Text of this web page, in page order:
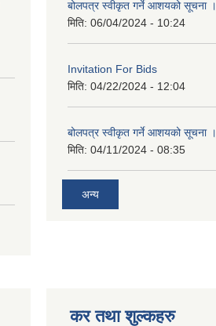
बोलपत्र स्वीकृत गर्ने आशयको सूचना ।
मिति: 06/04/2024 - 10:24
Invitation For Bids
मिति: 04/22/2024 - 12:04
बोलपत्र स्वीकृत गर्ने आशयको सूचना ।
मिति: 04/11/2024 - 08:35
अन्य
कर तथा शुल्कहरु